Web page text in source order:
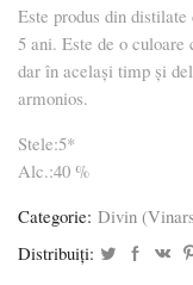
Este produs din
5 ani. Este de o
dar în același timp și
armonios.
Stele:5*
Alc.:40 %
Categorie: Divin
Distribuiți: